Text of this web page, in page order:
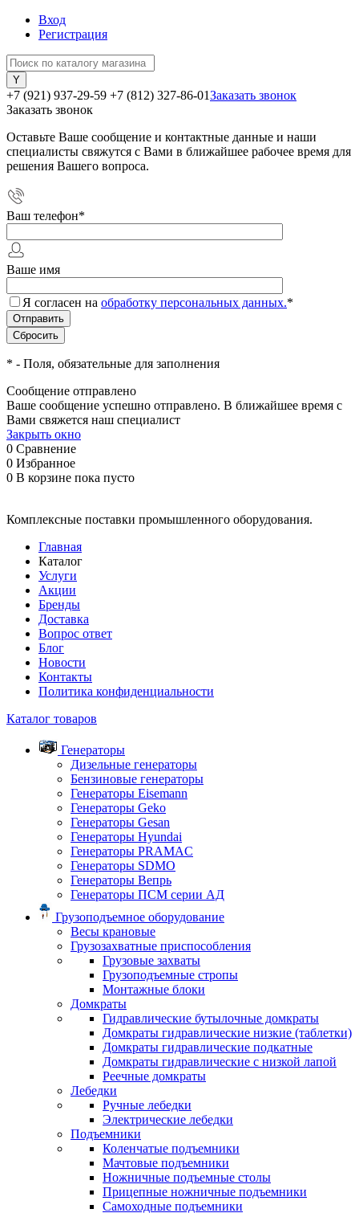
Вход
Регистрация
+7 (921) 937-29-59 +7 (812) 327-86-01Заказать звонок
Заказать звонок
Оставьте Ваше сообщение и контактные данные и наши
специалисты свяжутся с Вами в ближайшее рабочее время для
решения Вашего вопроса.
Ваш телефон*
Ваше имя
Я согласен на обработку персональных данных.*
* - Поля, обязательные для заполнения
Сообщение отправлено
Ваше сообщение успешно отправлено. В ближайшее время с
Вами свяжется наш специалист
Закрыть окно
0 Сравнение
0 Избранное
0 В корзине пока пусто
Комплексные поставки промышленного оборудования.
Главная
Каталог
Услуги
Акции
Бренды
Доставка
Вопрос ответ
Блог
Новости
Контакты
Политика конфиденциальности
Каталог товаров
Генераторы
Дизельные генераторы
Бензиновые генераторы
Генераторы Eisemann
Генераторы Geko
Генераторы Gesan
Генераторы Hyundai
Генераторы PRAMAC
Генераторы SDMO
Генераторы Вепрь
Генераторы ПСМ серии АД
Грузоподъемное оборудование
Весы крановые
Грузозахватные приспособления
Грузовые захваты
Грузоподъемные стропы
Монтажные блоки
Домкраты
Гидравлические бутылочные домкраты
Домкраты гидравлические низкие (таблетки)
Домкраты гидравлические подкатные
Домкраты гидравлические с низкой лапой
Реечные домкраты
Лебедки
Ручные лебедки
Электрические лебедки
Подъемники
Коленчатые подъемники
Мачтовые подъемники
Ножничные подъемные столы
Прицепные ножничные подъемники
Самоходные подъемники